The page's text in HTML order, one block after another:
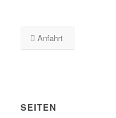
Anfahrt
SEITEN